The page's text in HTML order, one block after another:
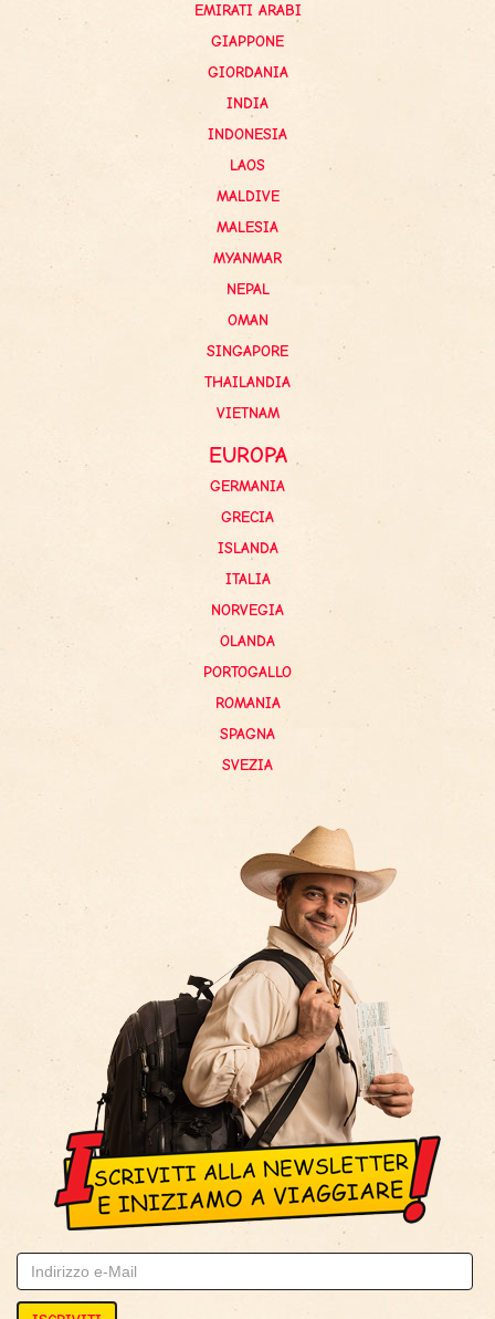
EMIRATI ARABI
GIAPPONE
GIORDANIA
INDIA
INDONESIA
LAOS
MALDIVE
MALESIA
MYANMAR
NEPAL
OMAN
SINGAPORE
THAILANDIA
VIETNAM
EUROPA
GERMANIA
GRECIA
ISLANDA
ITALIA
NORVEGIA
OLANDA
PORTOGALLO
ROMANIA
SPAGNA
SVEZIA